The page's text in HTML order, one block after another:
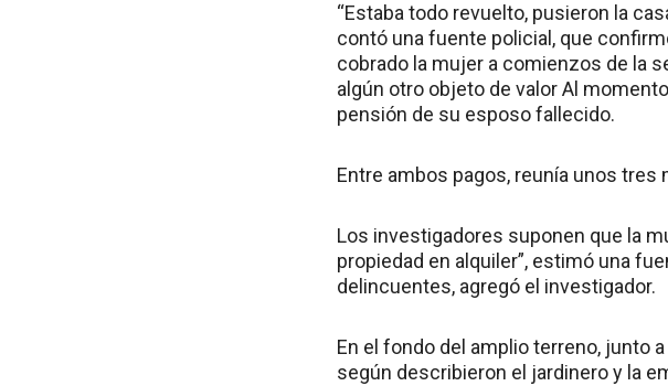
“Estaba todo revuelto, pusieron la
contó una fuente policial, que
cobrado la mujer a comienzos de la
algún otro objeto de valor Al
pensión de su esposo fallecido.
Entre ambos pagos, reunía unos tres
Los investigadores suponen que la
propiedad en alquiler”, estimó una
delincuentes, agregó el investigador.
En el fondo del amplio terreno, junto
según describieron el jardinero y la